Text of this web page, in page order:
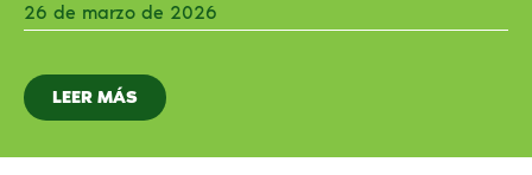
26 de marzo de 2026
LEER MÁS